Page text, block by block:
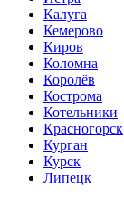
Калуга
Кемерово
Киров
Коломна
Королёв
Кострома
Котельники
Красногорск
Курган
Курск
Липецк